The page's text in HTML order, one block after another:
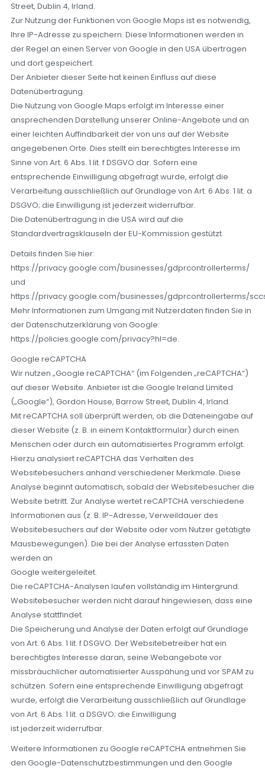
Street, Dublin 4, Irland.
Zur Nutzung der Funktionen von Google Maps ist es notwendig,
Ihre IP-Adresse zu speichern. Diese Informationen werden in
der Regel an einen Server von Google in den USA übertragen
und dort gespeichert.
Der Anbieter dieser Seite hat keinen Einfluss auf diese
Datenübertragung.
Die Nutzung von Google Maps erfolgt im Interesse einer
ansprechenden Darstellung unserer Online-Angebote und an
einer leichten Auffindbarkeit der von uns auf der Website
angegebenen Orte. Dies stellt ein berechtigtes Interesse im
Sinne von Art. 6 Abs. 1 lit. f DSGVO dar. Sofern eine
entsprechende Einwilligung abgefragt wurde, erfolgt die
Verarbeitung ausschließlich auf Grundlage von Art. 6 Abs. 1 lit. a
DSGVO; die Einwilligung ist jederzeit widerrufbar.
Die Datenübertragung in die USA wird auf die
Standardvertragsklauseln der EU-Kommission gestützt.
Details finden Sie hier:
https://privacy.google.com/businesses/gdprcontrollerterms/
und
https://privacy.google.com/businesses/gdprcontrollerterms/
Mehr Informationen zum Umgang mit Nutzerdaten finden Sie in
der Datenschutzerklärung von Google:
https://policies.google.com/privacy?hl=de.
Google reCAPTCHA
Wir nutzen „Google reCAPTCHA“ (im Folgenden „reCAPTCHA“)
auf dieser Website. Anbieter ist die Google Ireland Limited
(„Google“), Gordon House, Barrow Street, Dublin 4, Irland.
Mit reCAPTCHA soll überprüft werden, ob die Dateneingabe auf
dieser Website (z. B. in einem Kontaktformular) durch einen
Menschen oder durch ein automatisiertes Programm erfolgt.
Hierzu analysiert reCAPTCHA das Verhalten des
Websitebesuchers anhand verschiedener Merkmale. Diese
Analyse beginnt automatisch, sobald der Websitebesucher die
Website betritt. Zur Analyse wertet reCAPTCHA verschiedene
Informationen aus (z. B. IP-Adresse, Verweildauer des
Websitebesuchers auf der Website oder vom Nutzer getätigte
Mausbewegungen). Die bei der Analyse erfassten Daten
werden an
Google weitergeleitet.
Die reCAPTCHA-Analysen laufen vollständig im Hintergrund.
Websitebesucher werden nicht darauf hingewiesen, dass eine
Analyse stattfindet.
Die Speicherung und Analyse der Daten erfolgt auf Grundlage
von Art. 6 Abs. 1 lit. f DSGVO. Der Websitebetreiber hat ein
berechtigtes Interesse daran, seine Webangebote vor
missbräuchlicher automatisierter Ausspähung und vor SPAM zu
schützen. Sofern eine entsprechende Einwilligung abgefragt
wurde, erfolgt die Verarbeitung ausschließlich auf Grundlage
von Art. 6 Abs. 1 lit. a DSGVO; die Einwilligung
ist jederzeit widerrufbar.
Weitere Informationen zu Google reCAPTCHA entnehmen Sie
den Google-Datenschutzbestimmungen und den Google